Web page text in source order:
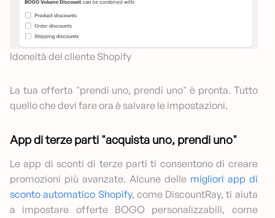
Idoneità del cliente Shopify
La tua offerta "prendi uno, prendi uno" è pronta. Tutto
quello che devi fare ora è salvare le impostazioni.
App di terze parti "acquista uno, prendi uno"
Le app di sconti di terze parti ti consentono di creare
promozioni più avanzate. Alcune delle migliori app di
sconto automatico Shopify, come DiscountRay, ti aiuta
a impostare offerte BOGO personalizzabili, come